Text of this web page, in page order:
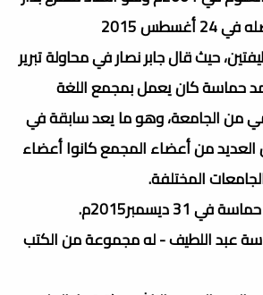
2015
حيث قال جابر نصار في محاولة تبرير
حماسة كان يعمل بمجمع اللغة
من الجامعة، وهو ما يعد سابقة في
العديد من أعضاء المجمع كانوا أعضاء
المختلفة.
ديسمبر2015م.
عبد اللطيف - له مجموعة من الكتب